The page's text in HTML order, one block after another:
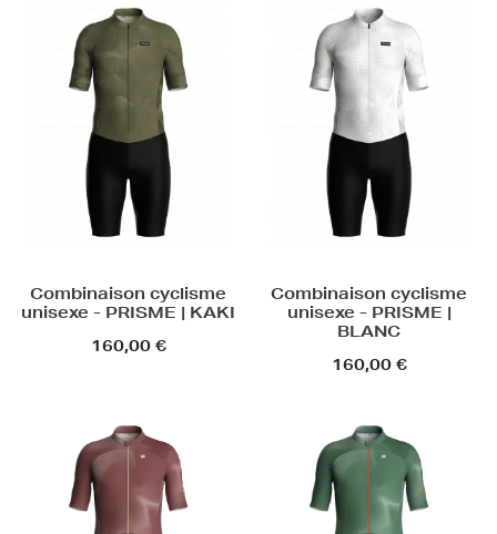
Combinaison cyclisme
unisexe - PRISME | KAKI
160,00 €
Combinaison cyclisme
unisexe - PRISME |
BLANC
160,00 €